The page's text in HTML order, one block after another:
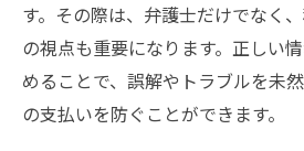
す。その際は、弁護士だけでなく
の視点も重要になります。正しい
めることで、誤解やトラブルを未
の支払いを防ぐことができます。